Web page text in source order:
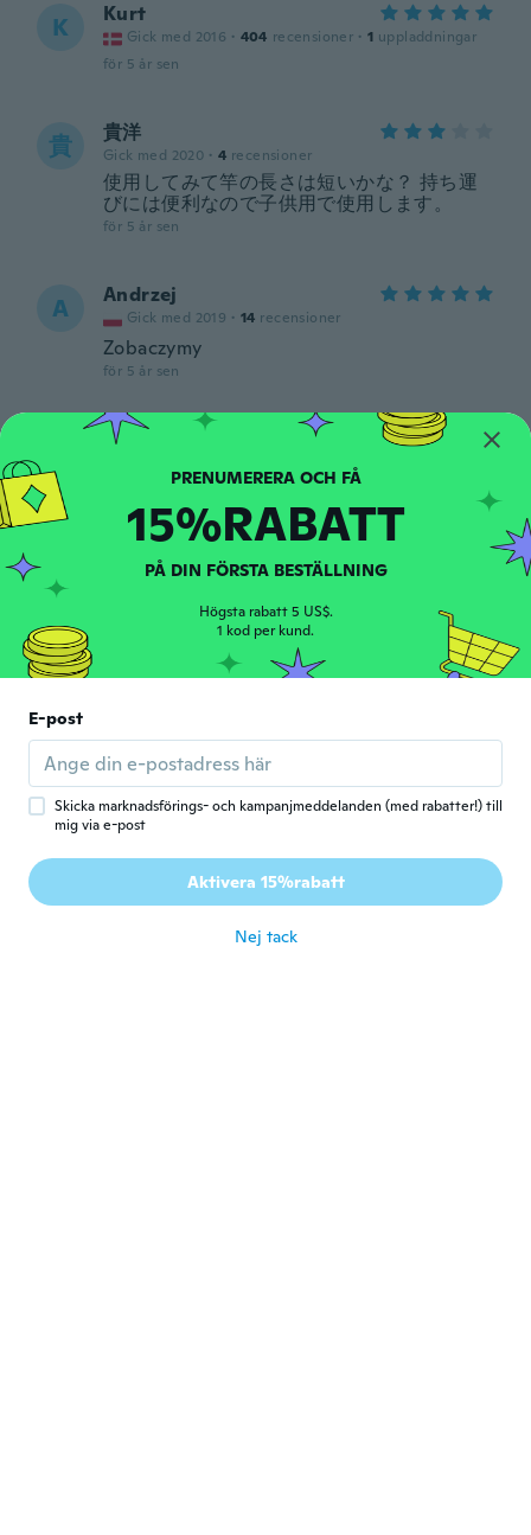
K Kurt
Gick med 2016 · 404 recensioner · 1 uppladdningar
för 5 år sen
貴 貴洋
Gick med 2020 · 4 recensioner
使用してみて竿の長さは短いかな？ 持ち運
びには便利なので子供用で使用します。
för 5 år sen
A Andrzej
Gick med 2019 · 14 recensioner
Zobaczymy
för 5 år sen
Nic
för 5 år sen
Gick med 2020 · 118 recensioner
R Roman
M Manuel
Gick med 2015 · 250 recensioner · 17 uppladdningar
Samuel
recensioner
PRENUMERERA OCH FÅ
15%RABATT
PÅ DIN FÖRSTA BESTÄLLNING
Högsta rabatt 5 US$.
1 kod per kund.
E-post
Skicka marknadsförings- och kampanjmeddelanden (med rabatter!) till
mig via e-post
Aktivera 15%rabatt
Nej tack